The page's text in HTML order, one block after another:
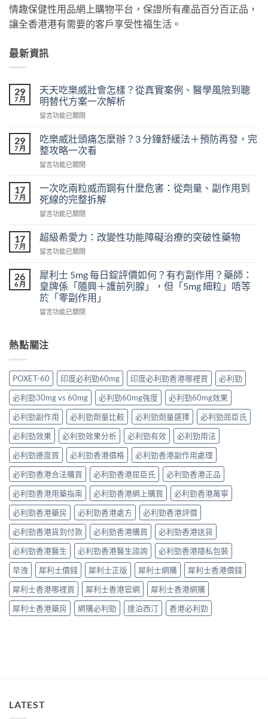
情趣保健性用品網上購物平台，保證所有產品百分百正品，
讓全香港港有需要的客戶享受性福生活。
最新資訊
29
7 月
天天吃樂威壯會怎樣？從真實案例、醫學風險到聰
明替代方案一次解析
在
天
吃
樂
威
會
怎
樣？
從
實
案
學
風
險
到
替
代
案
一
次
解
析〉
中
留言功能已關閉
29
7 月
吃樂威壯頭痛怎麼辦？3 分鐘舒緩法＋預防再發，完
整攻略一次看
在
威
壯
頭
怎
辦？
分
鐘
舒
法
防
完
整
攻
略
一
次
看〉
中
留言功能已關閉
17
7 月
一次吃兩粒威而鋼有什麼危害：從劑量、副作用到
死線的完整拆解
在
次
吃
兩
威
而
鋼
有
什
害：
量、
副
作
用
到
死
線
的
完
整
拆
解〉
中
留言功能已關閉
17
7 月
超級希愛力：改變性功能障礙治療的突破性藥物
在
級
希
愛
力：
改
功
礙
治
療
的
突
破
性
藥
物〉
中
留言功能已關閉
26
6 月
犀利士 5mg 每日錠評價如何？有冇副作用？藥師：
皇牌係「隨興＋護前列腺」，但「5mg 細粒」唔等
於「零副作用」
在
士
5mg
日
錠
評
價
如
何？
有
冇
副
作
用？
藥
師：
皇
牌
係
「隨
興
＋
護
前
列
腺」，
但
「5mg
用」〉
留言功能已關閉
熱點關注
POXET-60 印度必利勁60mg 印度必利勁香港哪裡買
必利勁
必利勁30mg vs 60mg
必利勁60mg強度
必利勁60mg效果
必利勁副作用
必利勁劑量比較 必利勁劑量選擇
必利勁屈臣氏
必利勁效果
必利勁效果分析 必利勁有效
必利勁用法
必利勁邊度買
必利勁香港價格
必利勁香港副作用處理
必利勁香港合法購買
必利勁香港屈臣氏
必利勁香港正品
必利勁香港用藥指南
必利勁香港網上購買
必利勁香港萬寧
必利勁香港藥房
必利勁香港處方
必利勁香港評價
必利勁香港貨到付款
必利勁香港購買
必利勁香港送貨
必利勁香港醫生
必利勁香港醫生諮詢
必利勁香港隱私包裝
早洩
犀利士價錢 犀利士正版 犀利士網購
犀利士香港價錢
犀利士香港哪裡買
犀利士香港官網
犀利士香港網購
犀利士香港藥房
網購必利勁 達泊西汀 香港必利勁
LATEST